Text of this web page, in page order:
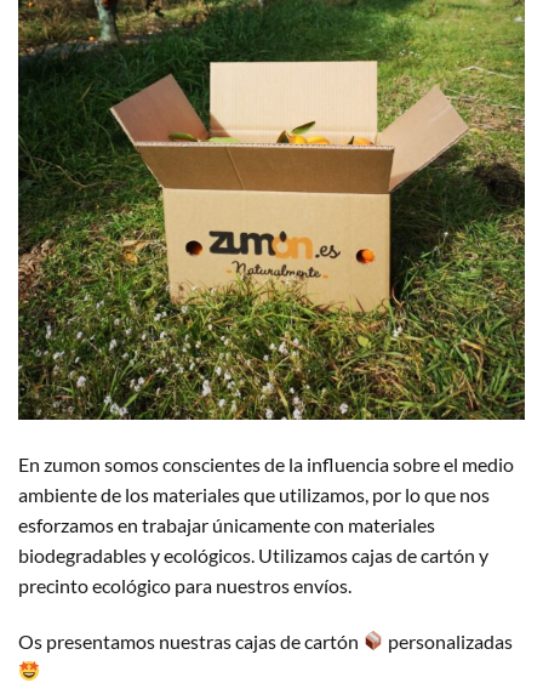
En zumon somos conscientes de la influencia sobre el medio
ambiente de los materiales que utilizamos, por lo que nos
esforzamos en trabajar únicamente con materiales
biodegradables y ecológicos. Utilizamos cajas de cartón y
precinto ecológico para nuestros envíos.
Os presentamos nuestras cajas de cartón personalizadas